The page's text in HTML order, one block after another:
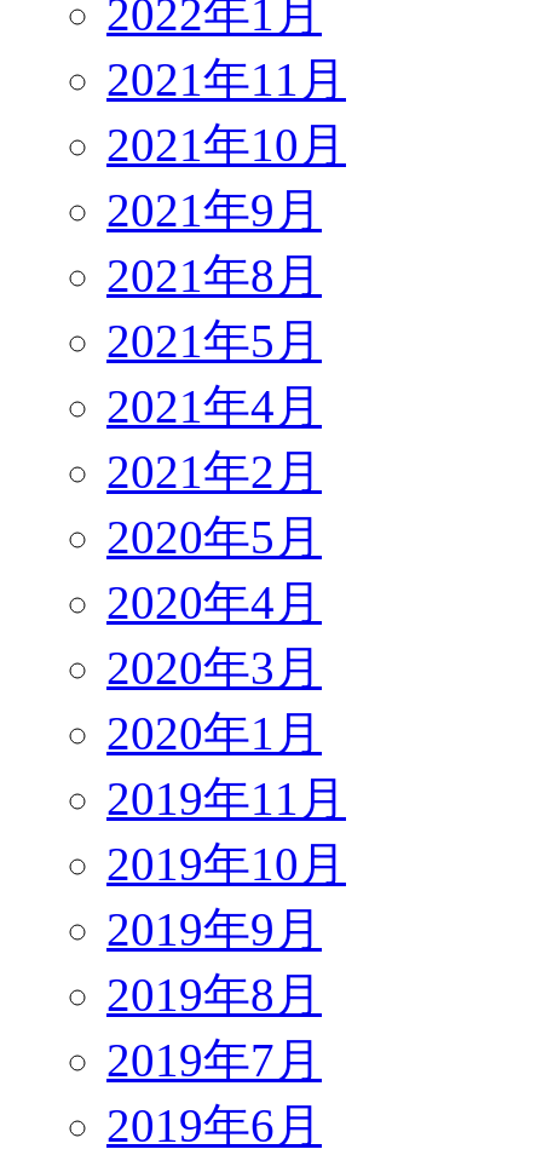
2022年1月
2021年11月
2021年10月
2021年9月
2021年8月
2021年5月
2021年4月
2021年2月
2020年5月
2020年4月
2020年3月
2020年1月
2019年11月
2019年10月
2019年9月
2019年8月
2019年7月
2019年6月